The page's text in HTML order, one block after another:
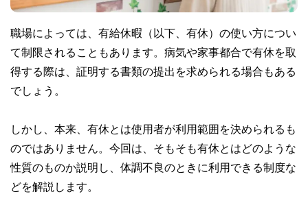
職場によっては、有給休暇（以下、有休）の使い方につい
て制限されることもあります。病気や家事都合で有休を取
得する際は、証明する書類の提出を求められる場合もある
でしょう。
しかし、本来、有休とは使用者が利用範囲を決められるも
のではありません。今回は、そもそも有休とはどのような
性質のものか説明し、体調不良のときに利用できる制度な
どを解説します。